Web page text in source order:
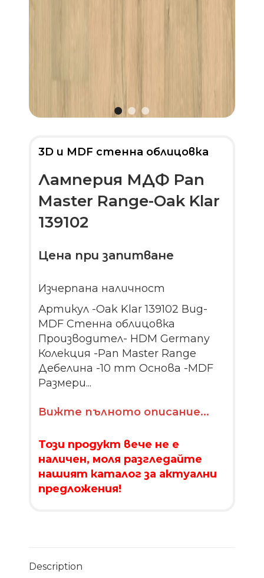
3D и MDF стенна облицовка
Ламперия МДФ Pan
Master Range-Oak Klar
139102
Цена при запитване
Изчерпана наличност
Артикул -Oak Klar 139102 Вид-
MDF Стенна облицовка
Производител- HDM Germany
Колекция -Pan Master Range
Дебелина -10 mm Основа -MDF
Размери...
Вижте пълното описание...
Този продукт вече не е
наличен, моля разгледайте
нашият каталог за актуални
предложения!
Description